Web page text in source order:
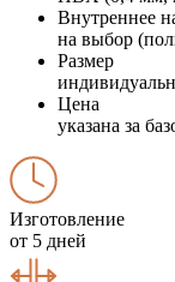
Внутреннее
на выбор
Размер
Цена
указана за
Изготовление
от 5 дней